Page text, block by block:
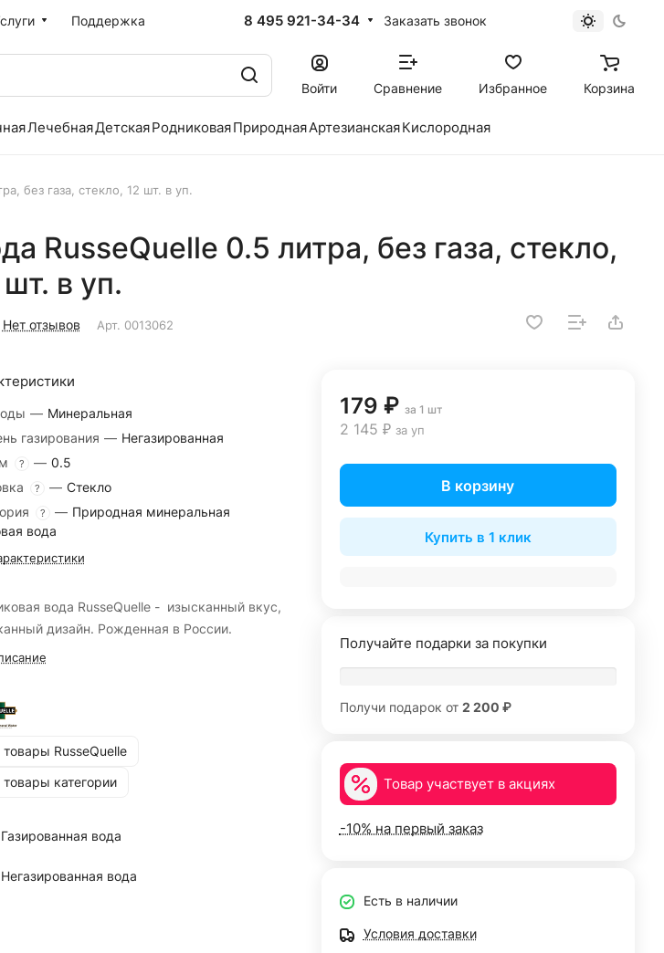
Поддержка 8 495 921-34-34 Заказать звонок
Войти Сравнение Избранное Корзина
ЛечебнаяДетскаяРодниковаяПрироднаяАртезианскаяКислородная
без газа, стекло, 12 шт. в уп.
RusseQuelle 0.5 литра, без газа, стекло,
в уп.
Нет отзывов Арт. 0013062
— Минеральная
газирования — Негазированная
? — 0.5
? — Стекло
? — Природная минеральная
вода
вода RusseQuelle - изысканный вкус,
дизайн. Рожденная в России.
товары RusseQuelle
товары категории
Газированная вода
Негазированная вода
179 ₽ за 1 шт
2 145 ₽ за уп
В корзину
Купить в 1 клик
Получайте подарки за покупки
Получи подарок от 2 200 ₽
Товар участвует в акциях
-10% на первый заказ
Есть в наличии
Условия доставки